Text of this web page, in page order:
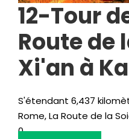
12-Tour
Route de
Xi'an à
S'étendant 6,437
Rome, La Route de la
0